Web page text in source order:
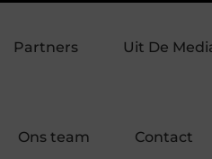
welke inbraakpreventie past
Partners Uit De
Ons team Contact